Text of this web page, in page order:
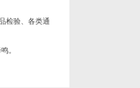
检验、各类通
。